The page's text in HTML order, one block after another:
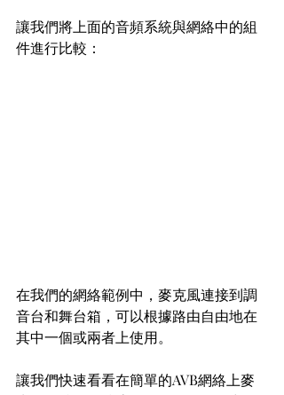
讓我們將上面的音頻系統與網絡中的組
件進行比較：
在我們的網絡範例中，麥克風連接到調
音台和舞台箱，可以根據路由自由地在
其中一個或兩者上使用。
讓我們快速看看在簡單的AVB網絡上麥